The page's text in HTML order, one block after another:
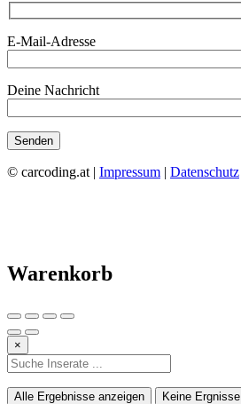
E-Mail-Adresse
Deine Nachricht
© carcoding.at | Impressum | Datenschutz
Warenkorb
×
Alle Ergebnisse anzeigen Keine Ergnisse